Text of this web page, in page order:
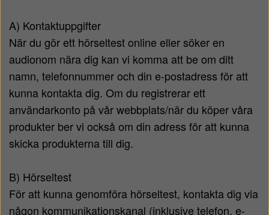
A) Kontaktuppgifter
När du gör ett hörseltest online eller söker en
audionom nära dig kan vi komma att be om ditt
namn, telefonnummer och din e-postadress för att
kunna kontakta dig. Om du registrerar ett
användarkonto på vår webbplats/när du köper våra
produkter ber vi också om din adress för att kunna
skicka produkterna till dig.
B) Hörseltest
För att kunna genomföra hörseltest, kontakta dig via
någon kommunikationskanal (inklusive telefon, e-